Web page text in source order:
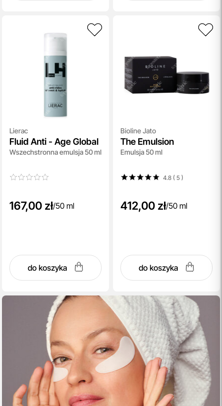
Lierac
Fluid Anti - Age Global
Wszechstronna emulsja 50 ml
167,00 zł/50 ml
do koszyka
Bioline Jato
The Emulsion
Emulsja 50 ml
4.8 ( 5)
412,00 zł/50 ml
do koszyka